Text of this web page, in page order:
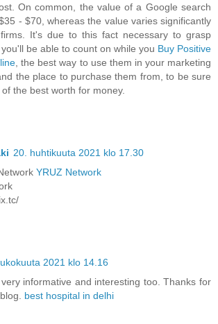
On common, the value of a Google search
- $70, whereas the value varies significantly
It's due to this fact necessary to grasp
be able to count on while you Buy Positive
, the best way to use them in your marketing
the place to purchase them from, to be sure
the best worth for money.
20. huhtikuuta 2021 klo 17.30
YRUZ Network
2021 klo 14.16
informative and interesting too. Thanks for
best hospital in delhi